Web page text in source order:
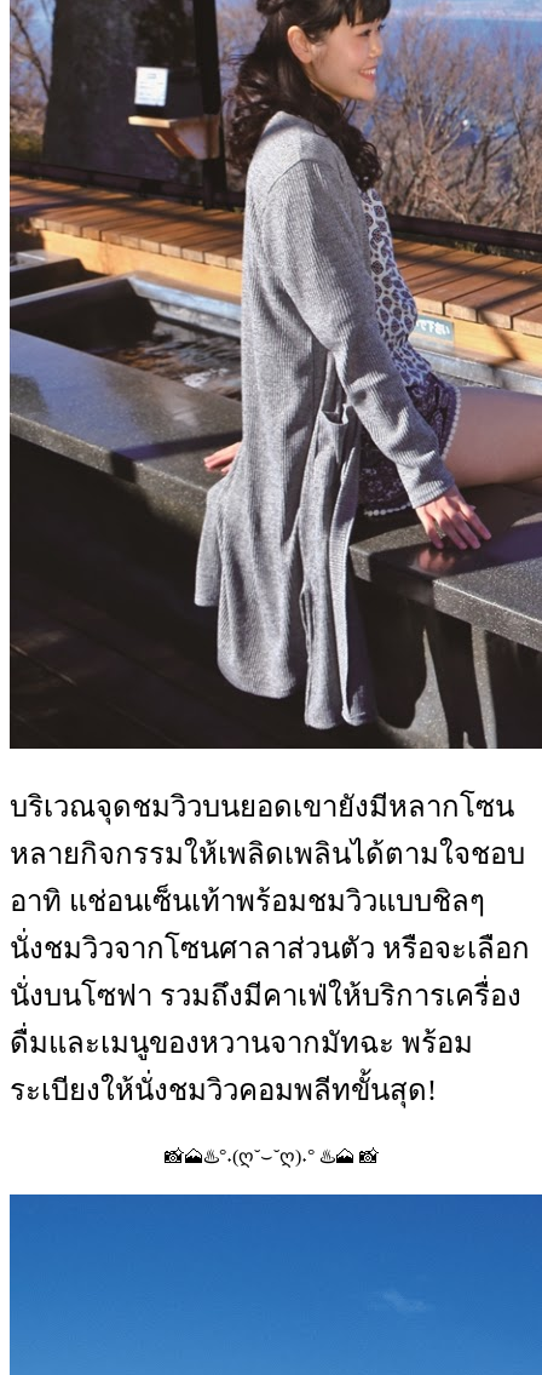
บริเวณจุดชมวิวบนยอดเขายังมีหลากโซน
หลายกิจกรรมให้เพลิดเพลินได้ตามใจชอบ
อาทิ แช่อนเซ็นเท้าพร้อมชมวิวแบบชิลๆ
นั่งชมวิวจากโซนศาลาส่วนตัว หรือจะเลือก
นั่งบนโซฟา รวมถึงมีคาเฟ่ให้บริการเครื่อง
ดื่มและเมนูของหวานจากมัทฉะ พร้อม
ระเบียงให้นั่งชมวิวคอมพลีทขั้นสุด!
📸🗻♨️°˖(ღ˘⌣˘ღ)˖° ♨️🗻 📸